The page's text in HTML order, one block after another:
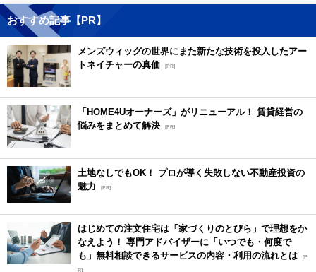
おすすめ記事【PR】
メンズウィッグの世界にまた新たな技術を投入したアー
トネイチャーの真価 [PR]
「HOME4Uオーナーズ」がリニューアル！ 賃貸経営の
悩みをまとめて解決 [PR]
土地なしでもOK！ プロが導く失敗しない不動産投資の
魅力
[PR]
はじめての注文住宅は「家づくりのとびら」で理想をか
なえよう！ 専門アドバイザーに「いつでも・何度で
も」無料相談できるサービスの内容・利用の流れとは [P
R]